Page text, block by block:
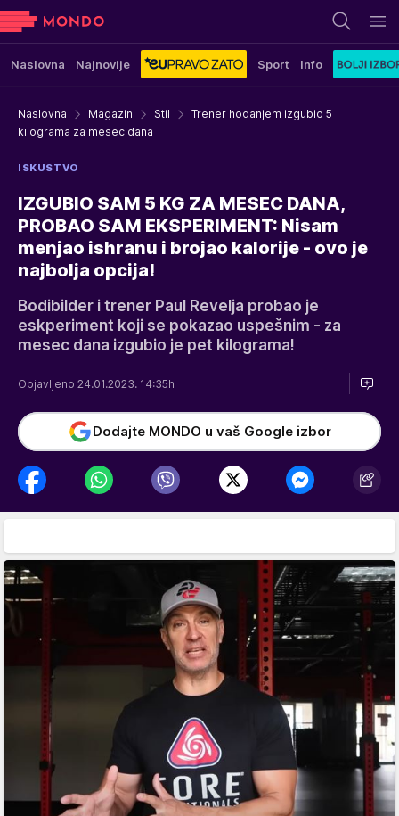
Naslovna Najnovije Sport Info
Naslovna Magazin Stil
Trener hodanjem izgubio 5
kilograma za mesec dana
ISKUSTVO
IZGUBIO SAM 5 KG ZA MESEC DANA,
PROBAO SAM EKSPERIMENT: Nisam
menjao ishranu i brojao kalorije - ovo je
najbolja opcija!
Bodibilder i trener Paul Revelja probao je
eskperiment koji se pokazao uspešnim - za
mesec dana izgubio je pet kilograma!
Objavljeno 24.01.2023. 14:35h
Dodajte MONDO u vaš Google izbor